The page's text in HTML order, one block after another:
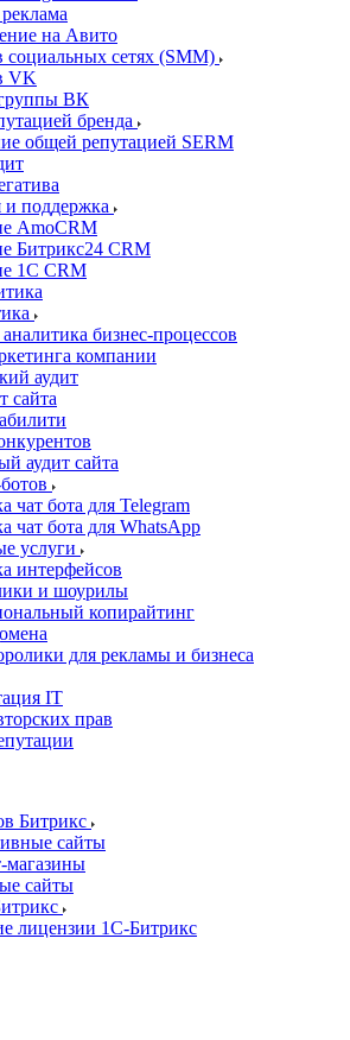
на Авито
сетях (SMM)
VK
ВК
бренда
общей репутацией SERM
и поддержка
AmoCRM
Битрикс24 CRM
1C CRM
бизнес-процессов
компании
аудит
сайта
аудит сайта
чат бота для Telegram
чат бота для WhatsApp
услуги
интерфейсов
и шоурилы
копирайтинг
для рекламы и бизнеса
IT
прав
Битрикс
сайты
магазины
сайты
лицензии 1С-Битрикс